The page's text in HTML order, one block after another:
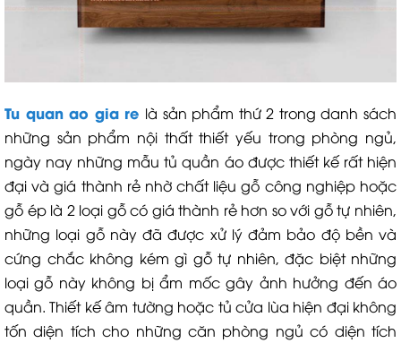
Tu quan ao gia re là sản phẩm thứ 2 trong danh sách
những sản phẩm nội thất thiết yếu trong phòng ngủ,
ngày nay những mẫu tủ quần áo được thiết kế rất hiện
đại và giá thành rẻ nhờ chất liệu gỗ công nghiệp hoặc
gỗ ép là 2 loại gỗ có giá thành rẻ hơn so với gỗ tự nhiên,
những loại gỗ này đã được xử lý đảm bảo độ bền và
cứng chắc không kém gì gỗ tự nhiên, đặc biệt những
loại gỗ này không bị ẩm mốc gây ảnh hưởng đến áo
quần. Thiết kế âm tường hoặc tủ cửa lùa hiện đại không
tốn diện tích cho những căn phòng ngủ có diện tích